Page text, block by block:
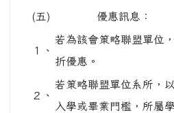
(五) 優惠訊息：
１、
若為該會策略聯盟單位
折優惠。
２、
若策略聯盟單位系所，
入學或畢業門檻，所屬